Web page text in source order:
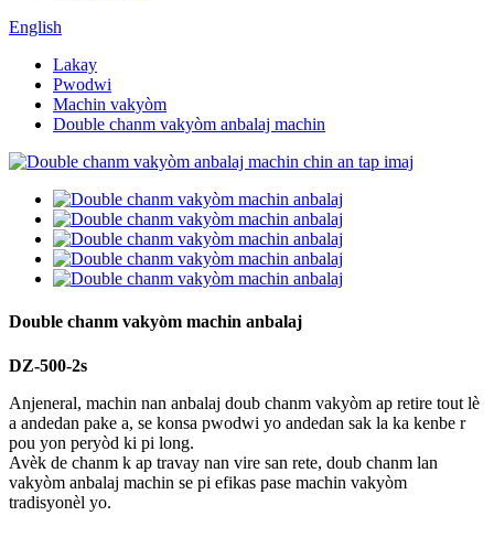
English
Lakay
Pwodwi
Machin vakyòm
Double chanm vakyòm anbalaj machin
Double chanm vakyòm machin anbalaj
DZ-500-2s
Anjeneral, machin nan anbalaj doub chanm vakyòm ap retire tout lè
a andedan pake a, se konsa pwodwi yo andedan sak la ka kenbe r
pou yon peryòd ki pi long.
Avèk de chanm k ap travay nan vire san rete, doub chanm lan
vakyòm anbalaj machin se pi efikas pase machin vakyòm
tradisyonèl yo.